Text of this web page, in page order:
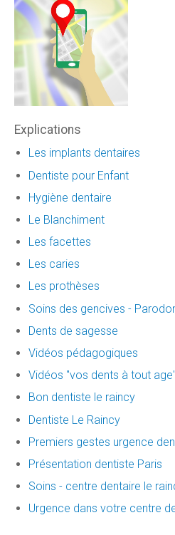
Explications
Les implants dentaires
Dentiste pour Enfant
Hygiène dentaire
Le Blanchiment
Les facettes
Les caries
Les prothèses
Soins des gencives -
Dents de sagesse
Vidéos pédagogiques
Vidéos "vos dents à tout age"
Bon dentiste le raincy
Dentiste Le Raincy
Premiers gestes urgence
Présentation dentiste Paris
Soins - centre dentaire le
Urgence dans votre centre